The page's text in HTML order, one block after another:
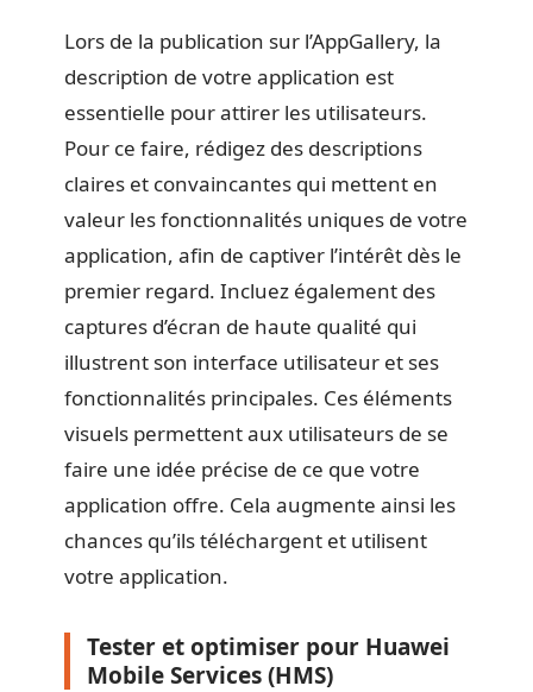
Lors de la publication sur l’AppGallery, la
description de votre application est
essentielle pour attirer les utilisateurs.
Pour ce faire, rédigez des descriptions
claires et convaincantes qui mettent en
valeur les fonctionnalités uniques de votre
application, afin de captiver l’intérêt dès le
premier regard. Incluez également des
captures d’écran de haute qualité qui
illustrent son interface utilisateur et ses
fonctionnalités principales. Ces éléments
visuels permettent aux utilisateurs de se
faire une idée précise de ce que votre
application offre. Cela augmente ainsi les
chances qu’ils téléchargent et utilisent
votre application.
Tester et optimiser pour Huawei
Mobile Services (HMS)